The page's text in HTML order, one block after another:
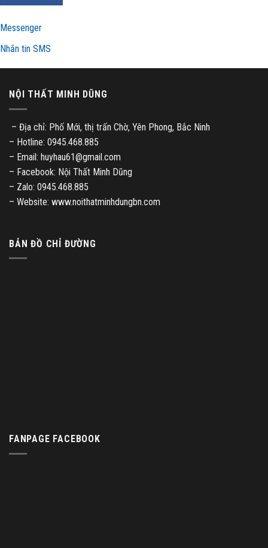
Messenger
Nhắn tin SMS
NỘI THẤT MINH DŨNG
– Địa chỉ: Phố Mới, thị trấn Chờ, Yên Phong, Bắc Ninh
– Hotline: 0945.468.885
– Email: huyhau61@gmail.com
– Facebook: Nội Thất Minh Dũng
– Zalo: 0945.468.885
– Website: www.noithatminhdungbn.com
BẢN ĐỒ CHỈ ĐƯỜNG
FANPAGE FACEBOOK